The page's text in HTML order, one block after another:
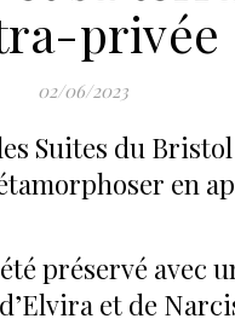
privée
02/06/2023
Suites du
en
préservé avec
et de